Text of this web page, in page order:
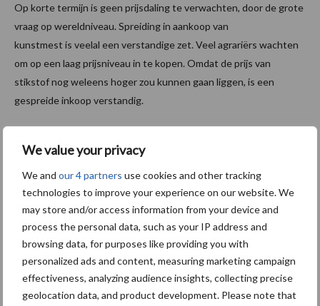
We value your privacy
We and our 4 partners use cookies and other tracking
technologies to improve your experience on our website. We
may store and/or access information from your device and
process the personal data, such as your IP address and
browsing data, for purposes like providing you with
personalized ads and content, measuring marketing campaign
effectiveness, analyzing audience insights, collecting precise
geolocation data, and product development. Please note that
Op korte termijn is geen prijsdaling te verwachten, door de grote
vraag op wereldniveau. Spreiding in aankoop van
kunstmest is veelal een verstandige zet. Veel agrariërs wachten
om op een laag prijsniveau in te kopen. Omdat de prijs van
stikstof nog weleens hoger zou kunnen gaan liggen, is een
gespreide inkoop verstandig.
U voorkomt dat u voor het voorjaar tegen de hoogste prijs moet
inkopen. Door te spreiden over kwartaal 3, 4 en 1, bent u
Meer artikel van Yara lezen? Klik hier!
Meer artikelen over
Van onze partner Yara
Met fosfaatbladbemesting
meer energie, meer groei en